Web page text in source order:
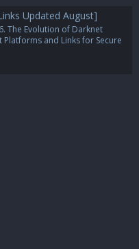
Updated August]
The Evolution of Darknet
Platforms and Links for Secure